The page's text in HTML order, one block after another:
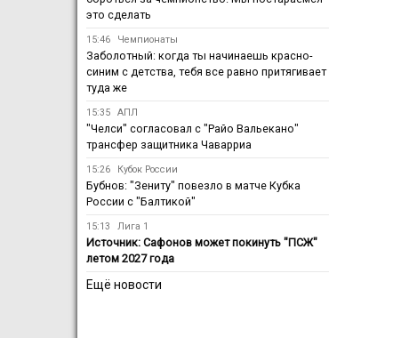
это сделать
15:46 Чемпионаты
Заболотный: когда ты начинаешь красно-
синим с детства, тебя все равно притягивает
туда же
15:35 АПЛ
"Челси" согласовал с "Райо Вальекано"
трансфер защитника Чаварриа
15:26 Кубок России
Бубнов: "Зениту" повезло в матче Кубка
России с "Балтикой"
15:13 Лига 1
Источник: Сафонов может покинуть "ПСЖ"
летом 2027 года
Ещё новости